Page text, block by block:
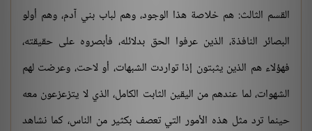
القسم الثالث: هم خلاصة هذا الوجود، وهم لباب بني آدم، وهم أولو
البصائر النافذة، الذين عرفوا الحق بدلائله، فأبصروه على حقيقته،
فهؤلاء هم الذين يثبتون إذا تواردت الشبهات، أو لاحت، وعرضت لهم
الشهوات، لما عندهم من اليقين الثابت الكامل، الذي لا يتزعزعون معه
حينما ترد مثل هذه الأمور التي تعصف بكثير من الناس، كما نشاهد